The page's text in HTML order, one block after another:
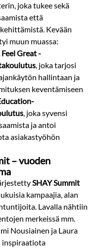
joka tukee sekä
että
Kevään
muun muassa:
Feel Great -
, joka tarjosi
hallintaan ja
keventämiseen
, joka syvensi
ja antoi
asiakastyöhön
– vuoden
SHAY Summit
kampaajia, alan
Lavalla nähtiin
merkeissä mm.
Nousiainen ja Laura
inspiraatiota